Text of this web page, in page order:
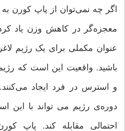
اگر چه نمی‌توان از پاپ کورن
معجزه‌گر در کاهش وزن یاد کرد
عنوان مکملی برای یک رژیم
باشید. واقعیت این است که
و استرس در فرد ایجاد
دوره‌ی رژیم می تواند با این
احتمالی مقابله کند. پاپ